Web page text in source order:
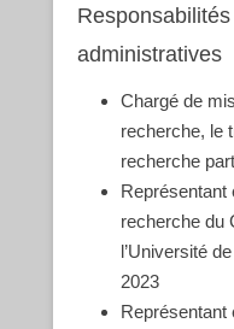
administratives
Chargé de
recherche, le
recherche
Représentant
recherche du
l’Université
2023
Représentant